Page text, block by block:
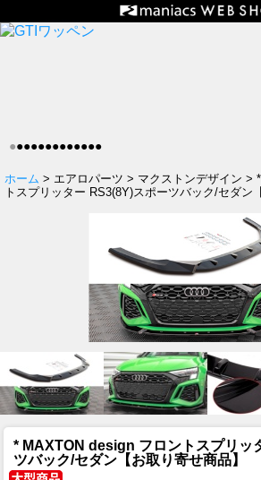
●●●●●●●●●●●●●
ホーム > エアロパーツ > マクストンデザイン >
トスプリッター RS3(8Y)スポーツバック/セダン
* MAXTON design フロントスプリッ
ツバック/セダン【お取り寄せ商品】